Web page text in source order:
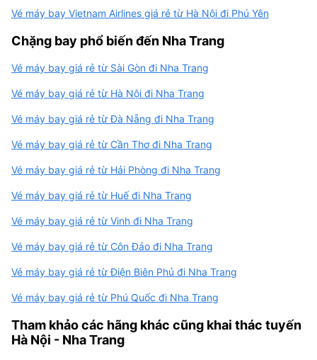
Vé máy bay Vietnam Airlines giá rẻ từ Hà Nội đi Phú Yên
Chặng bay phổ biến đến Nha Trang
Vé máy bay giá rẻ từ Sài Gòn đi Nha Trang
Vé máy bay giá rẻ từ Hà Nội đi Nha Trang
Vé máy bay giá rẻ từ Đà Nẵng đi Nha Trang
Vé máy bay giá rẻ từ Cần Thơ đi Nha Trang
Vé máy bay giá rẻ từ Hải Phòng đi Nha Trang
Vé máy bay giá rẻ từ Huế đi Nha Trang
Vé máy bay giá rẻ từ Vinh đi Nha Trang
Vé máy bay giá rẻ từ Côn Đảo đi Nha Trang
Vé máy bay giá rẻ từ Điện Biên Phủ đi Nha Trang
Vé máy bay giá rẻ từ Phú Quốc đi Nha Trang
Tham khảo các hãng khác cũng khai thác tuyến
Hà Nội - Nha Trang